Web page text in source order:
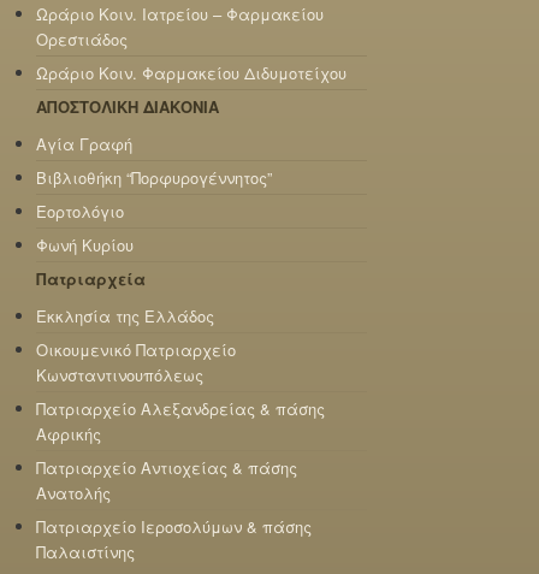
Ωράριο Κοιν. Ιατρείου – Φαρμακείου
Ορεστιάδος
Ωράριο Κοιν. Φαρμακείου Διδυμοτείχου
ΑΠΟΣΤΟΛΙΚΗ ΔΙΑΚΟΝΙΑ
Αγία Γραφή
Βιβλιοθήκη “Πορφυρογέννητος”
Εορτολόγιο
Φωνή Κυρίου
Πατριαρχεία
Εκκλησία της Ελλάδος
Οικουμενικό Πατριαρχείο
Κωνσταντινουπόλεως
Πατριαρχείο Αλεξανδρείας & πάσης
Αφρικής
Πατριαρχείο Αντιοχείας & πάσης
Ανατολής
Πατριαρχείο Ιεροσολύμων & πάσης
Παλαιστίνης